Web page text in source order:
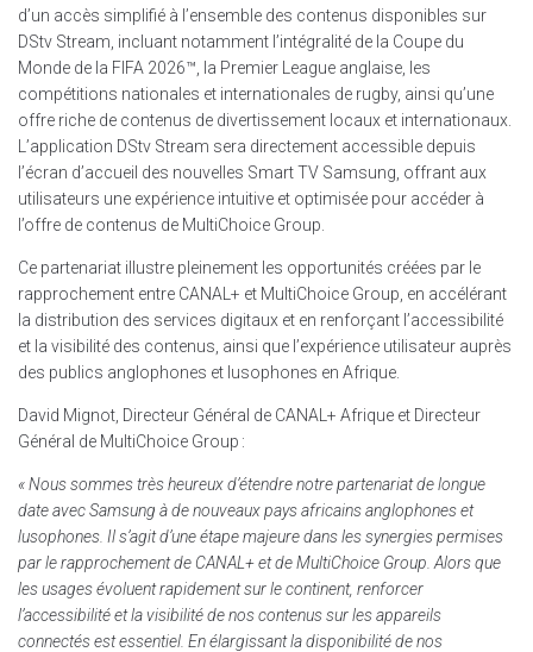
d’un accès simplifié à l’ensemble des contenus disponibles sur
DStv Stream, incluant notamment l’intégralité de la Coupe du
Monde de la FIFA 2026™, la Premier League anglaise, les
compétitions nationales et internationales de rugby, ainsi qu’une
offre riche de contenus de divertissement locaux et internationaux.
L’application DStv Stream sera directement accessible depuis
l’écran d’accueil des nouvelles Smart TV Samsung, offrant aux
utilisateurs une expérience intuitive et optimisée pour accéder à
l’offre de contenus de MultiChoice Group.
Ce partenariat illustre pleinement les opportunités créées par le
rapprochement entre CANAL+ et MultiChoice Group, en accélérant
la distribution des services digitaux et en renforçant l’accessibilité
et la visibilité des contenus, ainsi que l’expérience utilisateur auprès
des publics anglophones et lusophones en Afrique.
David Mignot, Directeur Général de CANAL+ Afrique et Directeur
Général de MultiChoice Group :
« Nous sommes très heureux d’étendre notre partenariat de longue
date avec Samsung à de nouveaux pays africains anglophones et
lusophones. Il s’agit d’une étape majeure dans les synergies permises
par le rapprochement de CANAL+ et de MultiChoice Group. Alors que
les usages évoluent rapidement sur le continent, renforcer
l’accessibilité et la visibilité de nos contenus sur les appareils
connectés est essentiel. En élargissant la disponibilité de nos